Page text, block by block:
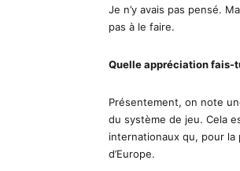
Je n’y avais pas pensé.
pas à le faire.
Quelle appréciation fais-
Présentement, on note
du système de jeu. Cela
internationaux qu, pour la
d’Europe.